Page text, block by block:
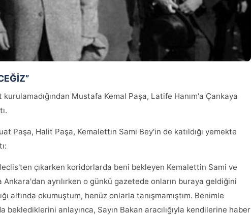
Mustafa Kemal Paşa, Latife Hanım'a Çankaya
Paşa, Halit Paşa, Kemalettin Sami Bey'in de katıldığı yemekte
çıkarken koridorlarda beni bekleyen Kemalettin Sami ve
Ankara'dan ayrılırken o günkü gazetede onların buraya geldiğini
altında okumuştum, henüz onlarla tanışmamıştım. Benimle
anlayınca, Sayın Bakan aracılığıyla kendilerine haber